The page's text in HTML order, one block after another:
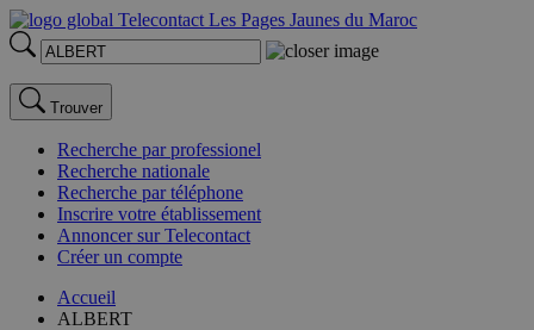
Trouver
Recherche par professionel
Recherche nationale
Recherche par téléphone
Inscrire votre établissement
Annoncer sur Telecontact
Créer un compte
Accueil
ALBERT